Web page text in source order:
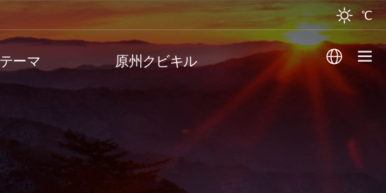
℃
テーマ 原州クビキル